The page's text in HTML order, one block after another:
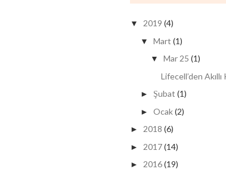
▼ 2019 (4)
▼ Mart (1)
▼ Mar 25 (1)
Lifecell’den
► Şubat (1)
► Ocak(2)
► 2018 (6)
► 2017(14)
► 2016(19)